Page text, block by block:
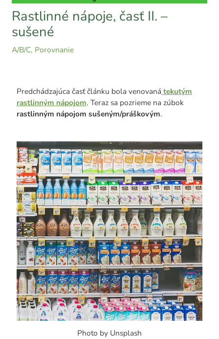
Rastlinné nápoje, časť II. –
sušené
A/B/C, Porovnanie
Predchádzajúca časť článku bola venovaná tekutým
rastlinným nápojom. Teraz sa pozrieme na zúbok
rastlinným nápojom sušeným/práškovým.
Photo by Unsplash